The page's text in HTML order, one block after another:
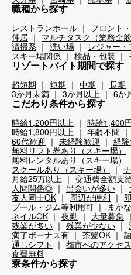
職種から探す
レストランホール フロント
仲居
マルチタスク（業務全般
清掃系
洗い場
レジャー
スキー場関係
検品・包装
リゾートバイト期間で探す
超短期 短期 中期 長期
3か月未満
3か月以上 6か
こだわり条件から探す
時給1,200円以上 時給1,400
時給1,800円以上
年齢不問
60代歓迎
未経験歓迎 経
無料リフト券あり（スキー場）
無料レンタルあり（スキー場）
スクールあり（スキー場）
月給25万以上
交通費全額支
人間関係◎
出会いが多い
友人同士OK
周辺が便利
プール・ジム等利用可
まか
ネイルOK
夜勤 大量募集
残業が多い
残業が少ない
満了ボーナス有
茶髪OK
通しシフト
都市へのアクセ
食費無料
寮条件から探す